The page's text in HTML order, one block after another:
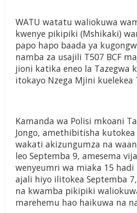
WATU watatu waliokuwa
kwenye pikipiki (Mshikaki)
papo hapo baada ya
namba za usajili T507 BCF
jioni katika eneo la Tazegwa
itokayo Nzega Mjini kuelekea
Kamanda wa Polisi mkoani
Jongo, amethibitisha
wakati akizungumza na
leo Septemba 9, amesema
wenyeumri wa miaka 15 hadi
ajali hiyo ilitokea Septemba
na kwamba pikipiki
marehemu hao haikuwa na